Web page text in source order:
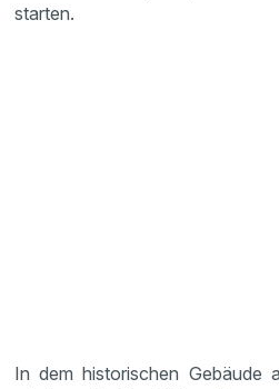
starten.
In dem historischen Gebäude